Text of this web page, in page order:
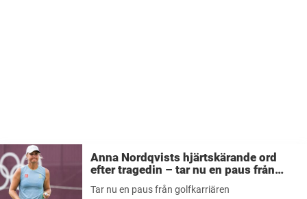
Anna Nordqvists hjärtskärande ord
efter tragedin – tar nu en paus från
golfkarriären
Tar nu en paus från golfkarriären